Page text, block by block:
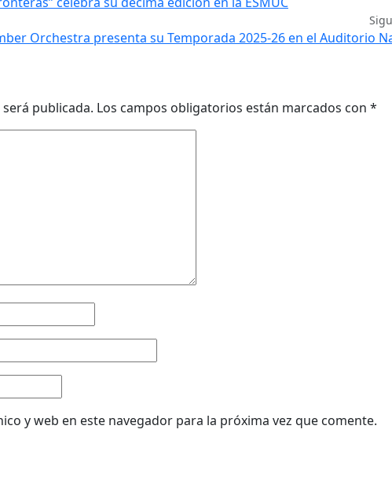
Orchestra presenta su Temporada 2025-26 en el Auditorio
publicada. Los campos obligatorios están marcados con *
y web en este navegador para la próxima vez que comente.